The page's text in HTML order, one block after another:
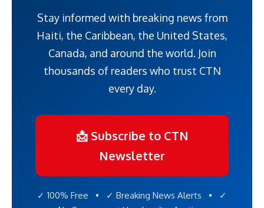
Stay informed with breaking news from
Haiti, the Caribbean, the United States,
Canada, and around the world. Join
thousands of readers who trust CTN
every day.
📩 Subscribe to CTN
Newsletter
✓ 100% Free • ✓ Breaking News Alerts • ✓